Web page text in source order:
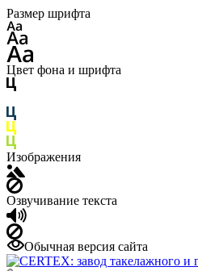
Размер шрифта
Цвет фона и шрифта
Изображения
Озвучивание текста
Обычная версия сайта